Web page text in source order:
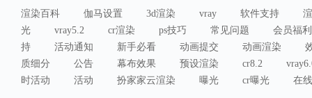
渲染百科 伽马设置 3d渲染 vray 软件支持
光
vray5.2 cr渲染 ps技巧 常见问题
会员福利
持
活动通知 新手必看 动画提交 动画渲染
质细分
公告 幕布效果 预设渲染 cr8.2
时活动
活动 扮家家云渲染 曝光 cr曝光 在